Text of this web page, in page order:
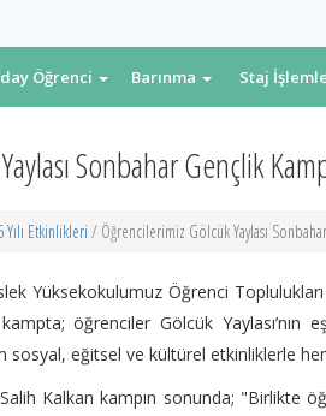
Öğrenci Barınma Staj
Sonbahar Gençlik
Etkinlikleri / Öğrencilerimiz Gölcük Yaylası
Yüksekokulumuz Öğrenci
öğrenciler Gölcük
sosyal, eğitsel ve kültürel etkinliklerle
Kalkan kampın sonunda; "Birlikte